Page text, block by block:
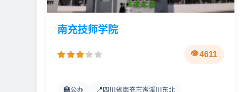
南充技师学院
4611
🏫公办 📍 四川省南充市潆溪川东北